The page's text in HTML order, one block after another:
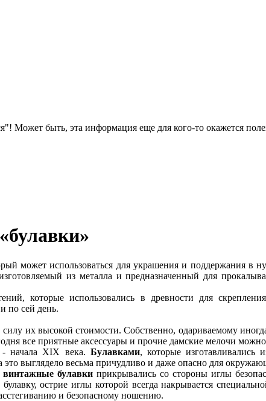
Может быть, эта информация еще для кого-то окажется
может использоваться для украшения и поддержания
из металла и предназначенный для
которые использовались в древности для
по сей день.
их высокой стоимости. Собственно, одариваемому
все приятные аксессуары и прочие дамские мелочи можно
начала XIX века. Булавками, которые изготавливались
выглядело весьма причудливо и даже опасно для
винтажные булавкиприкрывались со стороны иглы
острие иглы которой всегда накрывается
и безопасному ношению.